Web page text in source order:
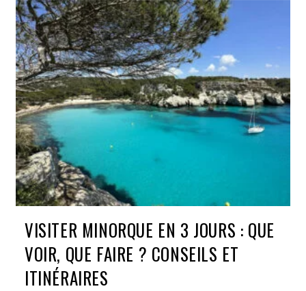
3
Jours,
Que
Voir
Que
Faire
Autour
Du
Lac
?
VISITER MINORQUE EN 3 JOURS : QUE
VOIR, QUE FAIRE ? CONSEILS ET
ITINÉRAIRES